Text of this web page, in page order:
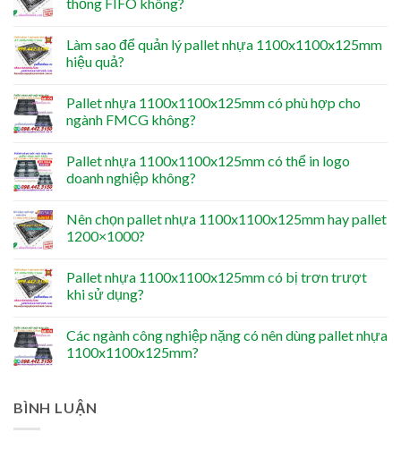
Làm sao để quản lý pallet nhựa 1100x1100x125mm
hiệu quả?
Pallet nhựa 1100x1100x125mm có phù hợp cho
ngành FMCG không?
Pallet nhựa 1100x1100x125mm có thể in logo
doanh nghiệp không?
Nên chọn pallet nhựa 1100x1100x125mm hay pallet
1200×1000?
Pallet nhựa 1100x1100x125mm có bị trơn trượt
khi sử dụng?
Các ngành công nghiệp nặng có nên dùng pallet nhựa
1100x1100x125mm?
BÌNH LUẬN